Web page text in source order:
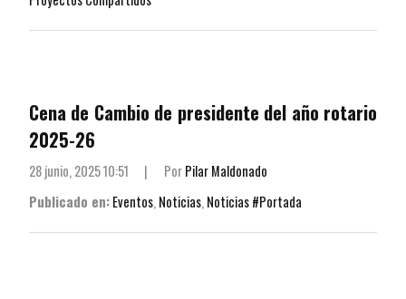
Cena de Cambio de presidente del año rotario
2025-26
28 junio, 2025 10:51 | PorPilar Maldonado
Publicado en:Eventos, Noticias, Noticias #Portada